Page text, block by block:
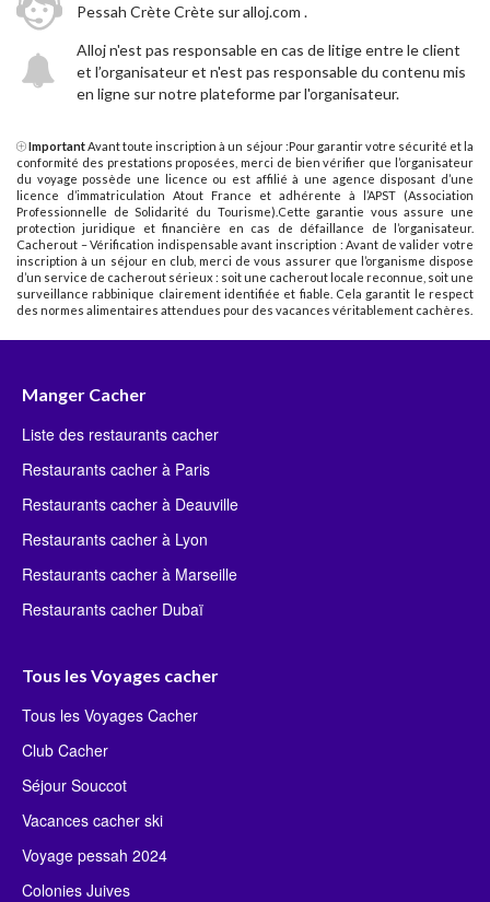
Pessah Crète Crète sur alloj.com .
Alloj n'est pas responsable en cas de litige entre le client
et l’organisateur et n'est pas responsable du contenu mis
en ligne sur notre plateforme par l'organisateur.
ImportantAvant toute inscription à un séjour :Pour garantir votre sécurité et la
conformité des prestations proposées, merci de bien vérifier que l’organisateur
du voyage possède une licence ou est affilié à une agence disposant d’une
licence d’immatriculation Atout France et adhérente à l’APST (Association
Professionnelle de Solidarité du Tourisme).Cette garantie vous assure une
protection juridique et financière en cas de défaillance de l’organisateur.
Cacherout – Vérification indispensable avant inscription : Avant de valider votre
inscription à un séjour en club, merci de vous assurer que l’organisme dispose
d’un service de cacherout sérieux : soit une cacherout locale reconnue, soit une
surveillance rabbinique clairement identifiée et fiable. Cela garantit le respect
des normes alimentaires attendues pour des vacances véritablement cachères.
Manger Cacher
Liste des restaurants cacher
Restaurants cacher à Paris
Restaurants cacher à Deauville
Restaurants cacher à Lyon
Restaurants cacher à Marseille
Restaurants cacher Dubaï
Tous les Voyages cacher
Tous les Voyages Cacher
Club Cacher
Séjour Souccot
Vacances cacher ski
Voyage pessah 2024
Colonies Juives